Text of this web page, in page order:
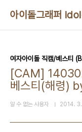
아이돌그래퍼
여자아이돌 직캠/베스티
[CAM]
베스티(해령)
알 수 없는 사용자 2014.